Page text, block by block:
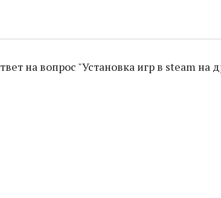
на вопрос "Установка игр в steam на